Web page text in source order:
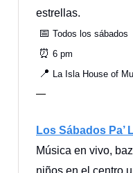
estrellas.
📅 Todos los sábados
⏰ 6 pm
📍 La Isla House of
—
Los Sábados Pa’
Música en vivo,
niños en el centro